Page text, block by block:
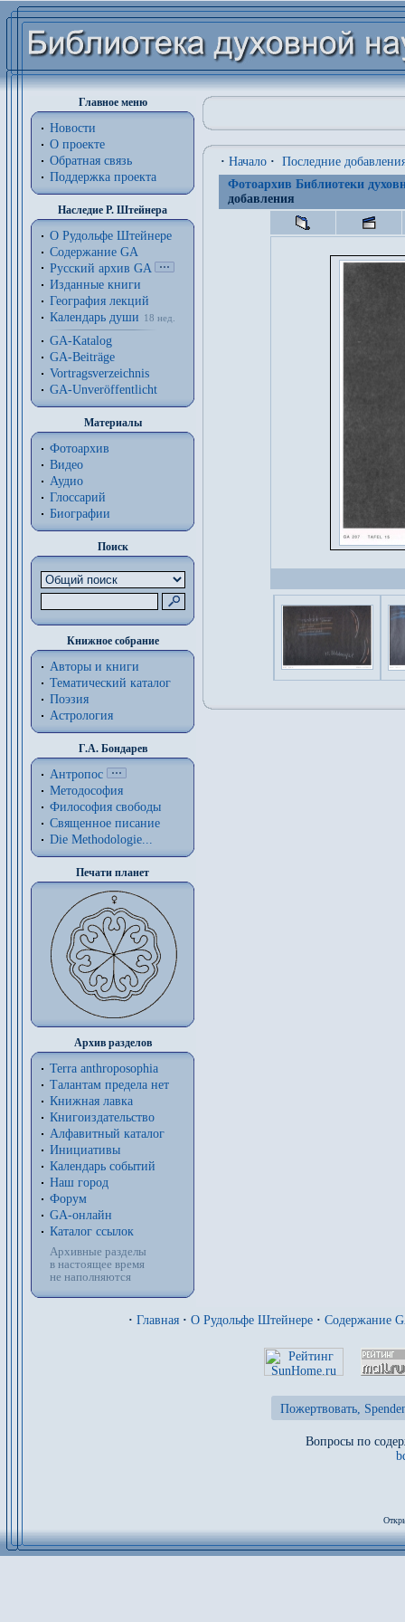
Главное меню
Новости
О проекте
Обратная связь
Поддержка проекта
Наследие Р. Штейнера
О Рудольфе Штейнере
Содержание GA
Русский архив GA
Изданные книги
География лекций
Календарь души
18 нед.
GA-Katalog
GA-Beiträge
Vortragsverzeichnis
GA-Unveröffentlicht
Материалы
Фотоархив
Видео
Аудио
Глоссарий
Биографии
Поиск
Книжное собрание
Авторы и книги
Тематический каталог
Поэзия
Астрология
Г.А. Бондарев
Антропос
Методософия
Философия cвободы
Священное писание
Die Methodologie...
Печати планет
Архив разделов
Terra anthroposophia
Талантам предела нет
Книжная лавка
Книгоиздательство
Алфавитный каталог
Инициативы
Календарь событий
Наш город
Форум
GA-онлайн
Каталог ссылок
Архивные разделы
в настоящее время
не наполняются
· Начало · Последние
Фотоархив Библиотеки
добавления
· Главная · О Рудольфе Штейнере · Содержание
Пожертвовать,
Вопросы по